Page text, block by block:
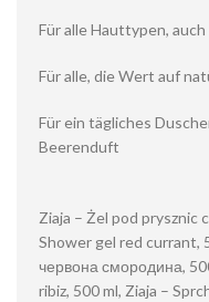
Für alle Hauttypen,
Für alle, die Wert auf
Für ein tägliches
Beerenduft
Ziaja – Żel pod prysznic
Shower gel red currant,
червона смородина,
ribiz, 500 ml, Ziaja –